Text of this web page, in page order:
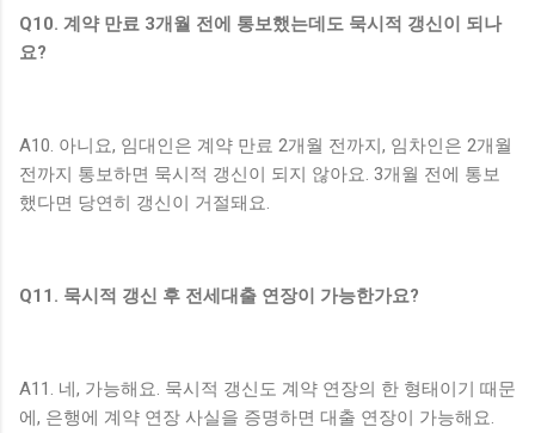
Q10. 계약 만료 3개월 전에 통보했는데도 묵시적 갱신이 되나
요?
A10. 아니요, 임대인은 계약 만료 2개월 전까지, 임차인은 2개월
전까지 통보하면 묵시적 갱신이 되지 않아요. 3개월 전에 통보
했다면 당연히 갱신이 거절돼요.
Q11. 묵시적 갱신 후 전세대출 연장이 가능한가요?
A11. 네, 가능해요. 묵시적 갱신도 계약 연장의 한 형태이기 때문
에, 은행에 계약 연장 사실을 증명하면 대출 연장이 가능해요.